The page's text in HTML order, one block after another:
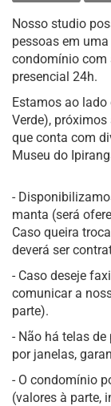
Nosso studio
pessoas em
condomínio com
presencial 24h.
Estamos ao
Verde), próximos
que conta com
Museu do
-
manta (será
Caso queira
deverá ser
- Caso deseje
comunicar a
parte).
- Não há telas
por janelas,
- O condomínio
(valores à parte,